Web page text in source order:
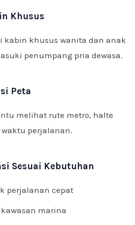
Khusus
kabin khusus wanita dan anak
penumpang pria dewasa.
Peta
melihat rute metro, halte
perjalanan.
Sesuai Kebutuhan
perjalanan cepat
marina